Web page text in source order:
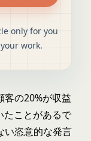
only for you
work.
客の20%が収益
たことがあるで
い恣意的な発言